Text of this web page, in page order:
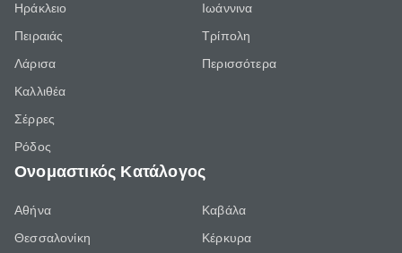
Ηράκλειο
Πειραιάς
Λάρισα
Καλλιθέα
Σέρρες
Ρόδος
Ιωάννινα
Τρίπολη
Περισσότερα
Ονομαστικός Κατάλογος
Αθήνα
Θεσσαλονίκη
Καβάλα
Κέρκυρα